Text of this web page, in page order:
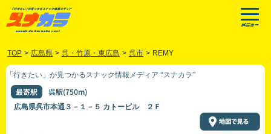
TOP > 広島県 > 呉・竹原・東広島 > 呉市 > REMY
「行きたい」が見つかるスナック情報メディア “スナカラ”
最寄駅 呉駅(750m)
広島県呉市本通３－１－５ カトービル ２Ｆ